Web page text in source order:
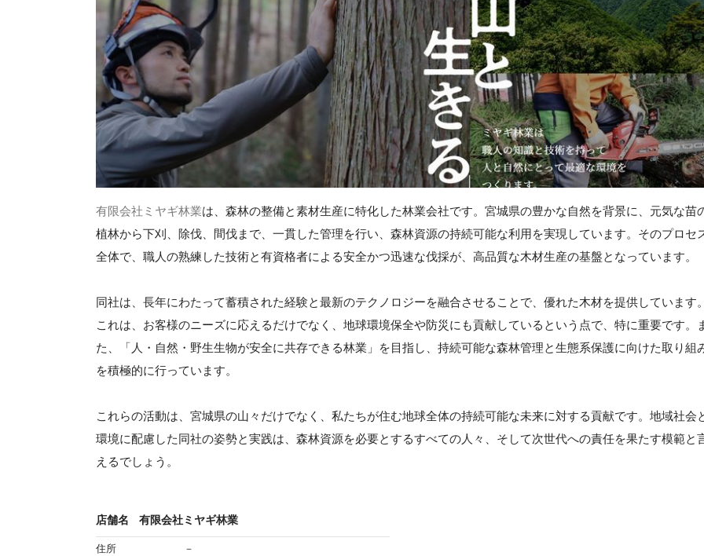
有限会社ミヤギ林業は、森林の整備と素材生産に特化した林業会社です。宮城県の豊かな自然を背景に、元気な苗
植林から下刈、除伐、間伐まで、一貫した管理を行い、森林資源の持続可能な利用を実現しています。そのプロセ
全体で、職人の熟練した技術と有資格者による安全かつ迅速な伐採が、高品質な木材生産の基盤となっています。
同社は、長年にわたって蓄積された経験と最新のテクノロジーを融合させることで、優れた木材を提供しています。
これは、お客様のニーズに応えるだけでなく、地球環境保全や防災にも貢献しているという点で、特に重要です。
た、「人・自然・野生生物が安全に共存できる林業」を目指し、持続可能な森林管理と生態系保護に向けた取り組
を積極的に行っています。
これらの活動は、宮城県の山々だけでなく、私たちが住む地球全体の持続可能な未来に対する貢献です。地域社会
環境に配慮した同社の姿勢と実践は、森林資源を必要とするすべての人々、そして次世代への責任を果たす模範と
えるでしょう。
店舗名 有限会社ミヤギ林業
住所 －